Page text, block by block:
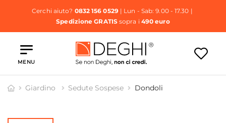
Cerchi aiuto? 0832 156 0529| Lun - Sab: 9.00 - 17.30 |
Spedizione GRATISsopra i 490 euro
MENU
Giardino Sedute Sospese Dondoli